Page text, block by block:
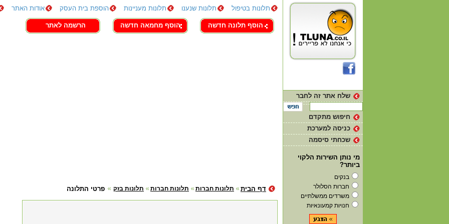
תלונות בטיפול תלונות שנענו תלונות מעניינות הוספת בית העסק אודות האתר
צור קשר
הוסף תלונה חדשה הוסף מחמאה חדשה הרשמה לאתר
פרטי התלונה תלונות בזק תלונות חברות תלונות חברות דף הבית
שלח אתר זה לחבר
חיפוש מתקדם
כניסה למערכת
שכחתי סיסמה
מי נותן השירות הלקוי
ביותר?
בנקים
חברות הסלולר
משרדים ממשלתיים
חנויות קמעונאיות